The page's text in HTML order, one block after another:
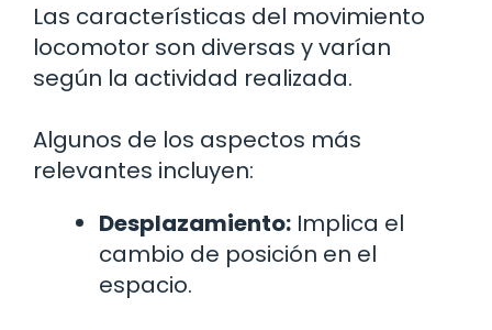
Las características del movimiento
locomotor son diversas y varían
según la actividad realizada.
Algunos de los aspectos más
relevantes incluyen:
Desplazamiento: Implica el
cambio de posición en el
espacio.